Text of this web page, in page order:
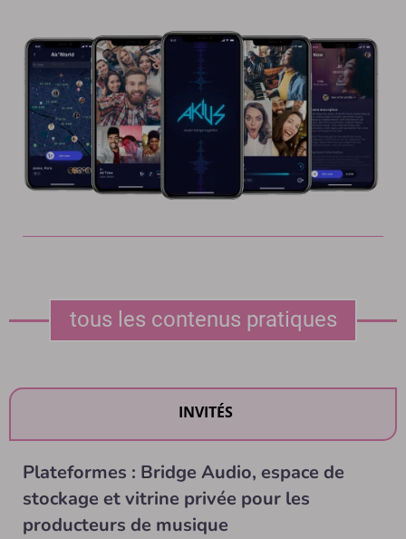
tous les contenus pratiques
INVITÉS
Plateformes : Bridge Audio, espace de
stockage et vitrine privée pour les
producteurs de musique